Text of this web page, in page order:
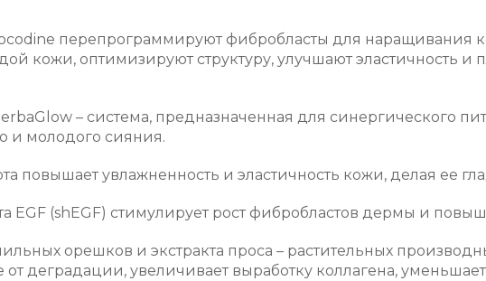
перепрограммируют фибробласты для наращивания
кожи, оптимизируют структуру, улучшают эластичность
– система, предназначенная для синергического
и молодого сияния.
повышает увлажненность и эластичность кожи, делая ее
(shEGF) стимулирует рост фибробластов дермы и
орешков и экстракта проса – растительных
от деградации, увеличивает выработку коллагена,